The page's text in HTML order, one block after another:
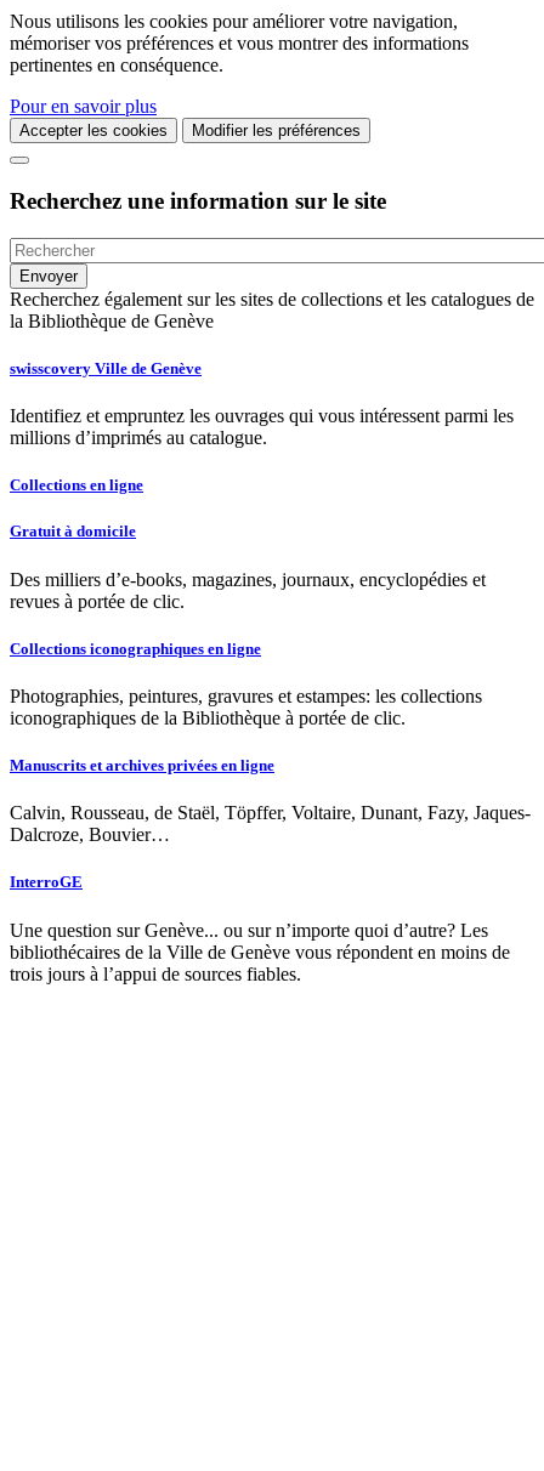
Nous utilisons les cookies pour améliorer votre navigation,
mémoriser vos préférences et vous montrer des informations
pertinentes en conséquence.
Pour en savoir plus
Accepter les cookies Modifier les préférences
Recherchez une information sur le site
Recherchez également sur les sites de collections et les catalogues de
la Bibliothèque de Genève
swisscovery Ville de Genève
Identifiez et empruntez les ouvrages qui vous intéressent parmi les
millions d’imprimés au catalogue.
Collections en ligne
Gratuit à domicile
Des milliers d’e-books, magazines, journaux, encyclopédies et
revues à portée de clic.
Collections iconographiques en ligne
Photographies, peintures, gravures et estampes: les collections
iconographiques de la Bibliothèque à portée de clic.
Manuscrits et archives privées en ligne
Calvin, Rousseau, de Staël, Töpffer, Voltaire, Dunant, Fazy, Jaques-
Dalcroze, Bouvier…
InterroGE
Une question sur Genève... ou sur n’importe quoi d’autre? Les
bibliothécaires de la Ville de Genève vous répondent en moins de
trois jours à l’appui de sources fiables.